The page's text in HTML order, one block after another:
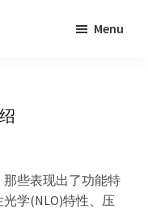
Menu
些表现出了功能特
学(NLO)特性、压